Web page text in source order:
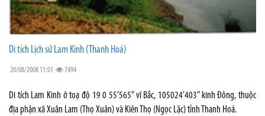
Di tích Lịch sử Lam Kinh (Thanh Hoá)
20/08/2008 11:01 7494
Di tích Lam Kinh ở toạ độ 19 0 55’565” vĩ Bắc, 105024’403” kinh Đông, thuộc
địa phận xã Xuân Lam (Thọ Xuân) và Kiên Thọ (Ngọc Lặc) tỉnh Thanh Hoá.